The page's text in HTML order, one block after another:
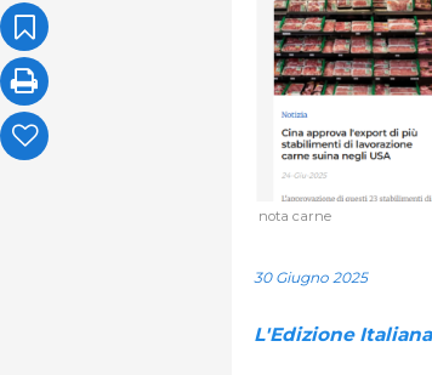
nota carne
30 Giugno 2025
L'Edizione